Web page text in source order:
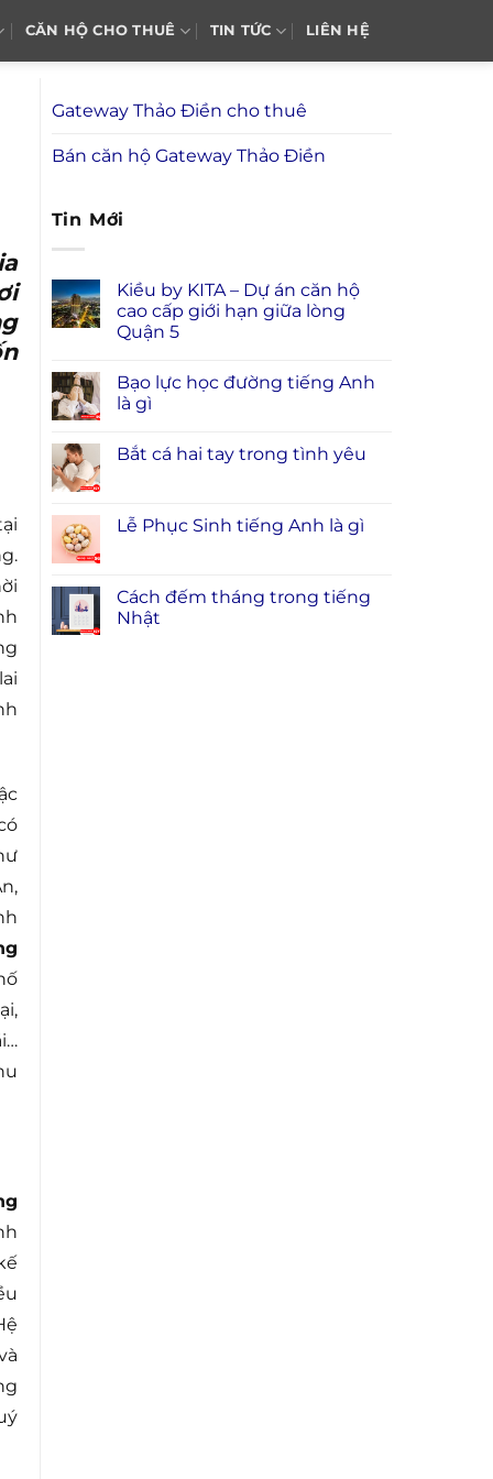
CĂN HỘ CHO THUÊ TIN TỨC LIÊN HỆ
Gateway Thảo Điền cho thuê
Bán căn hộ Gateway Thảo Điền
Tin Mới
Kiều by KITA – Dự án căn hộ
cao cấp giới hạn giữa lòng
Quận 5
Bạo lực học đường tiếng Anh
là gì
Bắt cá hai tay trong tình yêu
Lễ Phục Sinh tiếng Anh là gì
Cách đếm tháng trong tiếng
Nhật